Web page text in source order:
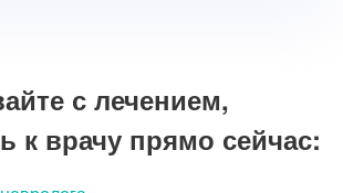
с лечением,
к врачу прямо сейчас: